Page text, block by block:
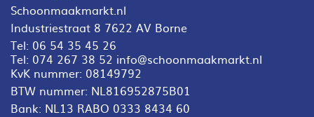
Schoonmaakmarkt.nl
Industriestraat 8 7622 AV Borne
Tel: 06 54 35 45 26
Tel: 074 267 38 52 info@schoonmaakmarkt.nl
KvK nummer: 08149792
BTW nummer: NL816952875B01
Bank: NL13 RABO 0333 8434 60